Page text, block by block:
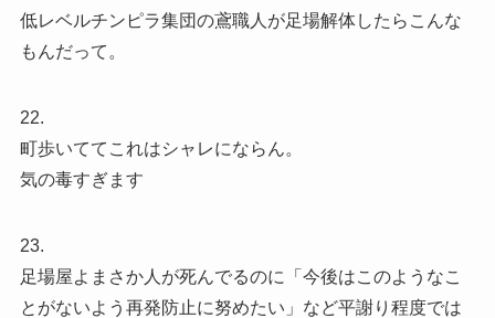
低レベルチンピラ集団の鳶職人が足場解体したらこんな
もんだって。
22.
町歩いててこれはシャレにならん。
気の毒すぎます
23.
足場屋よまさか人が死んでるのに「今後はこのようなこ
とがないよう再発防止に努めたい」など平謝り程度では